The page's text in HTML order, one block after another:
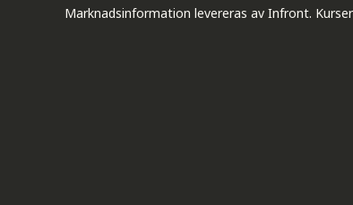
Marknadsinformation levereras av Infront.